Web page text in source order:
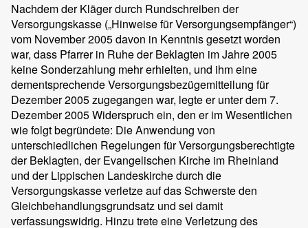
Nachdem der Kläger durch Rundschreiben der
Versorgungskasse („Hinweise für Versorgungsempfänger“)
vom November 2005 davon in Kenntnis gesetzt worden
war, dass Pfarrer in Ruhe der Beklagten im Jahre 2005
keine Sonderzahlung mehr erhielten, und ihm eine
dementsprechende Versorgungsbezügemitteilung für
Dezember 2005 zugegangen war, legte er unter dem 7.
Dezember 2005 Widerspruch ein, den er im Wesentlichen
wie folgt begründete: Die Anwendung von
unterschiedlichen Regelungen für Versorgungsberechtigte
der Beklagten, der Evangelischen Kirche im Rheinland
und der Lippischen Landeskirche durch die
Versorgungskasse verletze auf das Schwerste den
Gleichbehandlungsgrundsatz und sei damit
verfassungswidrig. Hinzu trete eine Verletzung des